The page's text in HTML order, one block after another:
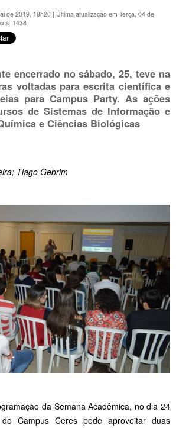
de 2019, 18h20 | Última atualização em Terça, 04 de
1438
encerrado no sábado, 25, teve na
voltadas para escrita científica e
para Campus Party. As ações
de Sistemas de Informação e
e Ciências Biológicas
Tiago Gebrim
da Semana Acadêmica, no dia 24
Campus Ceres pode aproveitar duas